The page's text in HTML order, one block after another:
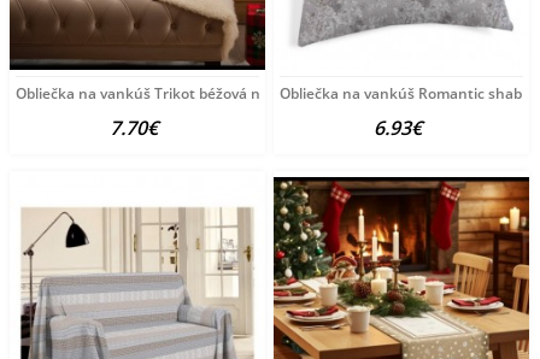
Obliečka na vankúš Trikot béžová new 40x40 cm Béžová
7.70€
Obliečka na vankúš Romantic
6.93€